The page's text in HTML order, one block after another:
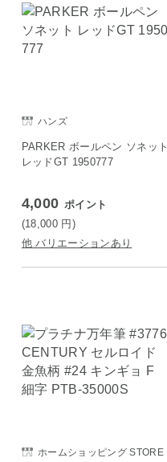
ハンズ
PARKER ボールペン ソネット
レッドGT 1950777
4,000 ポイント
(18,000 円)
他 バリエーションあり
ホームショッピング STORE